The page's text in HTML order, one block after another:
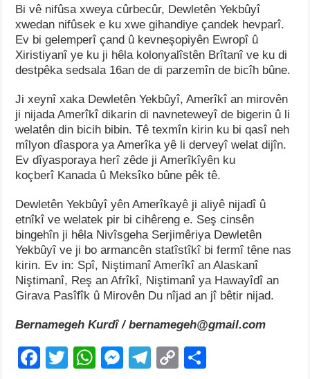
Bi vê nifûsa xweya cûrbecûr, Dewletên Yekbûyî
xwedan nifûsek e ku xwe gihandiye çandek hevparî.
Ev bi gelemperî çand û kevneşopiyên Ewropî û
Xiristiyanî ye ku ji hêla kolonyalîstên Brîtanî ve ku di
destpêka sedsala 16an de di parzemîn de bicîh bûne.
Ji xeynî xaka Dewletên Yekbûyî, Amerîkî an mirovên
ji nijada Amerîkî dikarin di navneteweyî de bigerin û li
welatên din bicih bibin. Tê texmîn kirin ku bi qasî neh
mîlyon dîaspora ya Amerîka yê li derveyî welat dijîn.
Ev dîyasporaya herî zêde ji Amerîkîyên ku
koçberî Kanada û Meksîko bûne pêk tê.
Dewletên Yekbûyî yên Amerîkayê ji aliyê nijadî û
etnîkî ve welatek pir bi cihêreng e. Seş cinsên
bingehîn ji hêla Nivîsgeha Serjimêriya Dewletên
Yekbûyî ve ji bo armancên statîstîkî bi fermî têne nas
kirin. Ev in: Spî, Niştimanî Amerîkî an Alaskanî
Niştimanî, Reş an Afrîkî, Niştimanî ya Hawayîdî an
Girava Pasîfîk û Mirovên Du nîjad an jî bêtir nijad.
Bernamegeh Kurdî / bernamegeh@gmail.com
F
T
W
M
T
C